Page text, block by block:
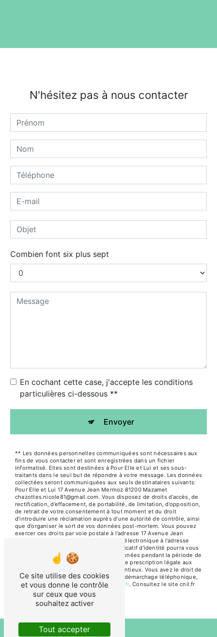
N'hésitez pas à nous contacter
Combien font six plus sept
En cochant cette case, j'accepte les conditions
particulières ci-dessous **
Envoyer
** Les données personnelles communiquées sont nécessaires aux
fins de vous contacter et sont enregistrées dans un fichier
informatisé. Elles sont destinées à Pour Elle et Lui et ses sous-
traitants dans le seul but de répondre à votre message. Les données
collectées seront communiquées aux seuls destinataires suivants:
Pour Elle et Lui 17 Avenue Jean Mermoz 81200 Mazamet
chazottes.nicole81@gmail.com. Vous disposez de droits d’accès, de
rectification, d’effacement, de portabilité, de limitation, d’opposition,
de retrait de votre consentement à tout moment et du droit
d’introduire une réclamation auprès d’une autorité de contrôle, ainsi
que d’organiser le sort de vos données post-mortem. Vous pouvez
exercer ces droits par voie postale à l'adresse 17 Avenue Jean
Mermoz 81200 Mazamet ou par courrier électronique à l'adresse
chazottes.nicole81@gmail.com. Un justificatif d'identité pourra vous
être demandé. Nous conservons vos données pendant la période de
prise de contact puis pendant la durée de prescription légale aux
fins probatoires et de gestion des contentieux. Vous avez le droit de
vous inscrire sur la liste d'opposition au démarchage téléphonique,
disponible à cette adresse:Bloctel.gouv.fr. Consultez le site cnil.fr
pour plus d’informations sur vos droits.
Ce site utilise des cookies
et vous donne le contrôle
sur ceux que vous
souhaitez activer
Tout accepter